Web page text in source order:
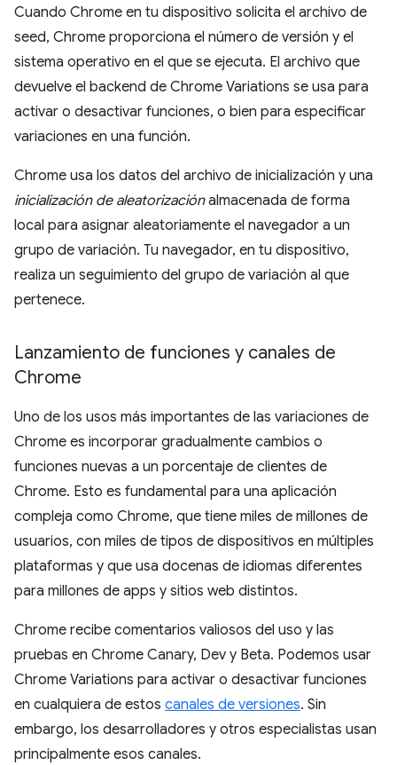
Cuando Chrome en tu dispositivo solicita el archivo de
seed, Chrome proporciona el número de versión y el
sistema operativo en el que se ejecuta. El archivo que
devuelve el backend de Chrome Variations se usa para
activar o desactivar funciones, o bien para especificar
variaciones en una función.
Chrome usa los datos del archivo de inicialización y una
inicialización de aleatorizaciónalmacenada de forma
local para asignar aleatoriamente el navegador a un
grupo de variación. Tu navegador, en tu dispositivo,
realiza un seguimiento del grupo de variación al que
pertenece.
Lanzamiento de funciones y canales de
Chrome
Uno de los usos más importantes de las variaciones de
Chrome es incorporar gradualmente cambios o
funciones nuevas a un porcentaje de clientes de
Chrome. Esto es fundamental para una aplicación
compleja como Chrome, que tiene miles de millones de
usuarios, con miles de tipos de dispositivos en múltiples
plataformas y que usa docenas de idiomas diferentes
para millones de apps y sitios web distintos.
Chrome recibe comentarios valiosos del uso y las
pruebas en Chrome Canary, Dev y Beta. Podemos usar
Chrome Variations para activar o desactivar funciones
en cualquiera de estos canales de versiones. Sin
embargo, los desarrolladores y otros especialistas usan
principalmente esos canales.